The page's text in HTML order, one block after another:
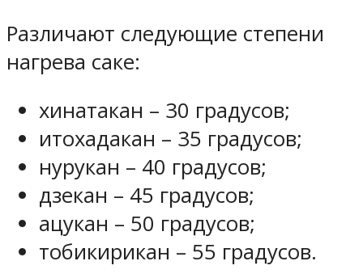
Различают следующие степени
нагрева саке:
хинатакан – 30 градусов;
итохадакан – 35 градусов;
нурукан – 40 градусов;
дзекан – 45 градусов;
ацукан – 50 градусов;
тобикирикан – 55 градусов.